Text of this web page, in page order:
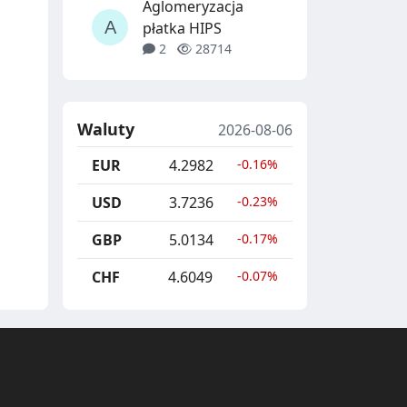
Aglomeryzacja
płatka HIPS
2 28714
Waluty
2026-08-06
EUR
4.2982 -0.16%
USD 3.7236 -0.23%
GBP 5.0134 -0.17%
CHF 4.6049 -0.07%